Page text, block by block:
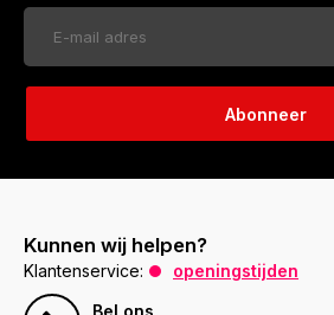
Abonneer
Kunnen wij helpen?
Klantenservice:
openingstijden
Bel ons